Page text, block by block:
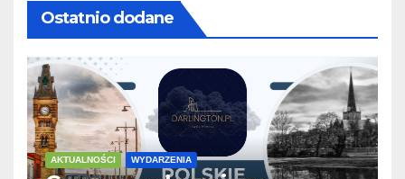
Ostatnio dodane
AKTUALNOŚCI WYDARZENIA